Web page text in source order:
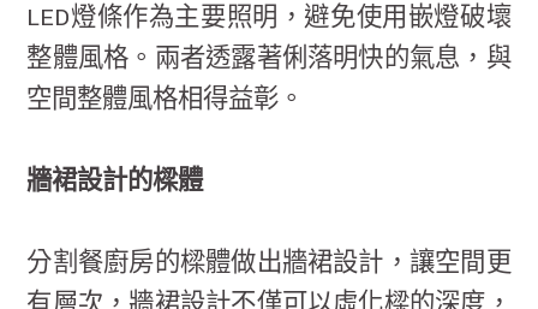
LED燈條作為主要照明，避免使用嵌燈破壞
整體風格。兩者透露著俐落明快的氣息，與
空間整體風格相得益彰。
牆裙設計的樑體
分割餐廚房的樑體做出牆裙設計，讓空間更